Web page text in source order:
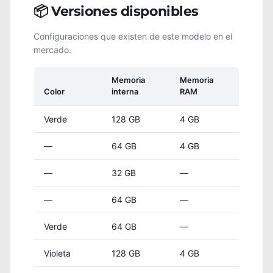
📦 Versiones disponibles
Configuraciones que existen de este modelo en el
mercado.
Color
Memoria
interna
Memoria
RAM
Verde 128 GB 4 GB
— 64 GB 4 GB
— 32 GB —
— 64 GB —
Verde 64 GB —
Violeta 128 GB 4 GB